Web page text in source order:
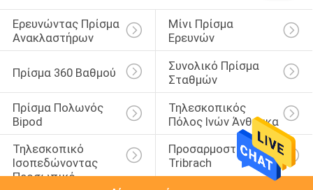
Ερευνώντας Πρίσμα
Ανακλαστήρων
Μίνι Πρίσμα
Ερευνών
Πρίσμα 360 Βαθμού
Συνολικό Πρίσμα
Σταθμών
Πρίσμα Πολωνός
Bipod
Τηλεσκοπικός
Πόλος Ινών Άνθρακα
Τηλεσκοπικό
Ισοπεδώνοντας
Προσωπικό
Προσαρμοστής
Tribrach